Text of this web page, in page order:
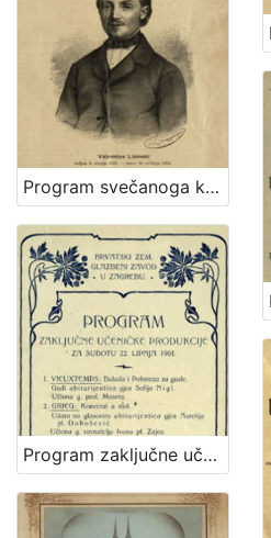
Program svečanoga koncerta "Večer Lisinskova" : dne 15. prosinca 1893. / Hrvatsko pjevačko družtvo "Kolo" u Zagrebu ; sborovi i koncertom ravna družtveni artistički ravnatelj Nikola Faller, orkestrom c. i kr. pukovnije nadvojvode Leopolda br. 53. kapelnik Josip Dvor[ž]ak
Program zaključne učeničke produkcije za subotu 22. lipnja 1901. / Hrvatski zem. glazbeni zavod